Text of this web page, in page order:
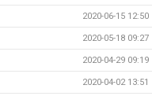
2020-06-15 12:50
2020-05-18 09:27
2020-04-29 09:19
2020-04-02 13:51